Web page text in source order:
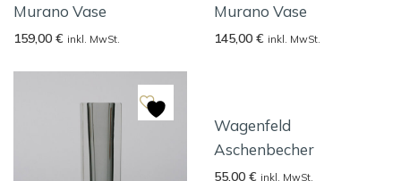
Murano Vase
159,00 € inkl. MwSt.
Murano Vase
145,00 € inkl. MwSt.
Wagenfeld
Aschenbecher
55,00 € inkl. MwSt.